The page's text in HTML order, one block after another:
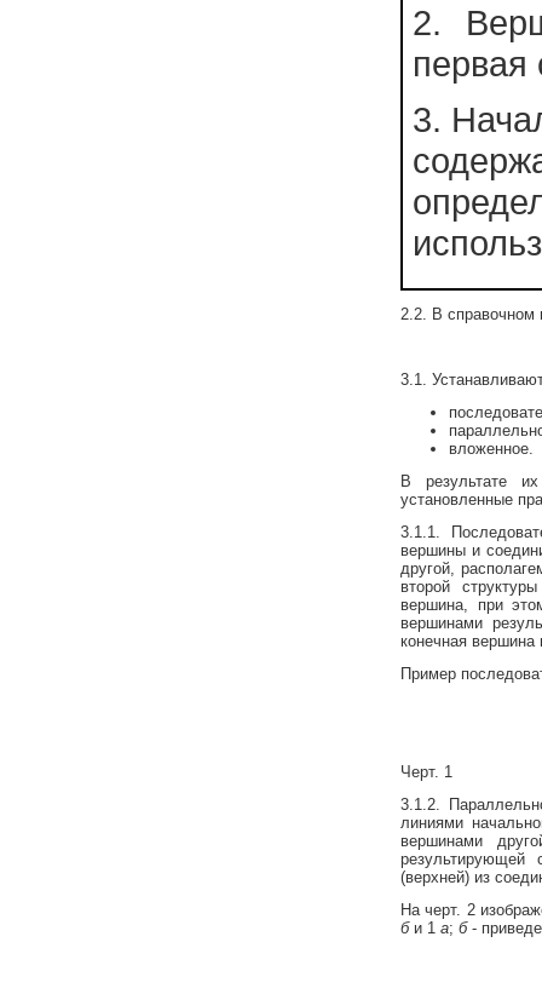
2.
первая
3.
2.2. В справочном
3.1.
вложенное.
В результате
установленные
3.1.1.
вершины и
другой,
второй
вершина, при
вершинами
конечная вершина
Пример
Черт. 1
3.1.2.
линиями
вершинами
результирующей
(верхней) из
На черт. 2
би 1 а; б-